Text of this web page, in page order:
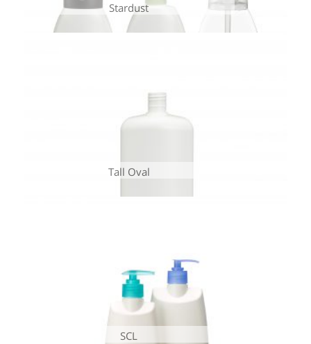
Stardust
Tall Oval
SCL